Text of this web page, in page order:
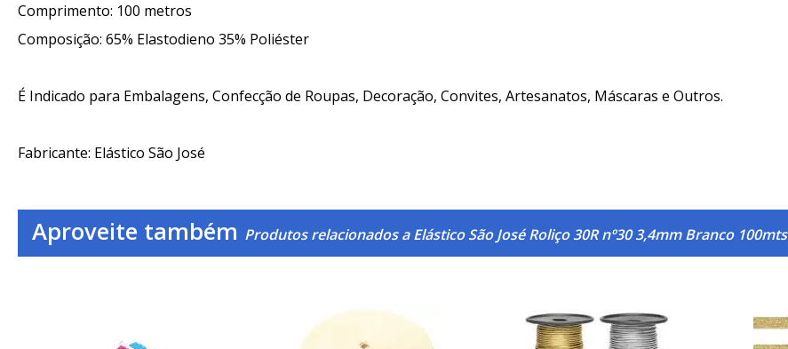
Comprimento: 100 metros
Composição: 65% Elastodieno 35% Poliéster
É Indicado para Embalagens, Confecção de Roupas, Decoração, Convites, Artesanatos, Máscaras e Outros.
Fabricante: Elástico São José
Aproveite também Produtos relacionados a Elástico São José Roliço 30R nº30 3,4mm Branco 100mts